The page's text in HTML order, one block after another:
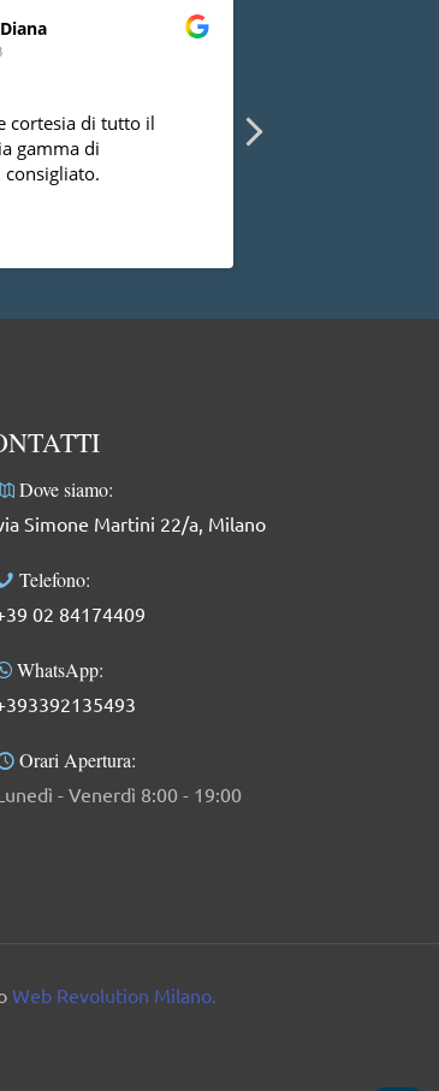
cortesia di tutto il
gamma di
consigliato.
Dove siamo:
Simone Martini 22/a, Milano
Telefono:
02 84174409
WhatsApp:
Orari Apertura:
- Venerdì 8:00 - 19:00
Web Revolution Milano.